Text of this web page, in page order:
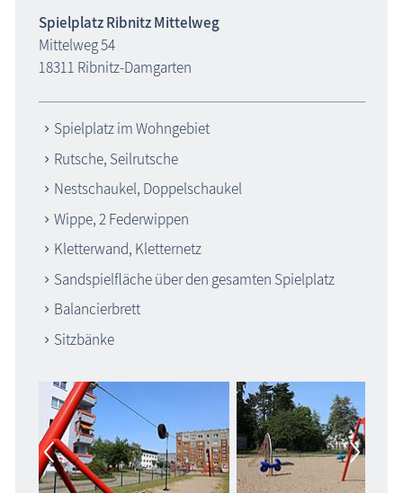
Spielplatz Ribnitz Mittelweg
Mittelweg 54
18311 Ribnitz-Damgarten
Spielplatz im Wohngebiet
Rutsche, Seilrutsche
Nestschaukel, Doppelschaukel
Wippe, 2 Federwippen
Kletterwand, Kletternetz
Sandspielfläche über den gesamten Spielplatz
Balancierbrett
Sitzbänke